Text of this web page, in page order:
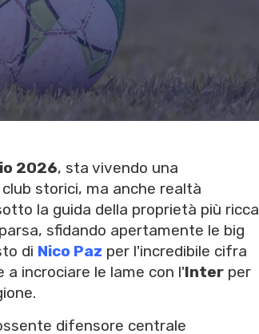
2026, sta vivendo una
storici, ma anche realtà
la guida della proprietà più ricca
sfidando apertamente le big
di Nico Paz per l'incredibile cifra
incrociare le lame con l'Inter per
difensore centrale